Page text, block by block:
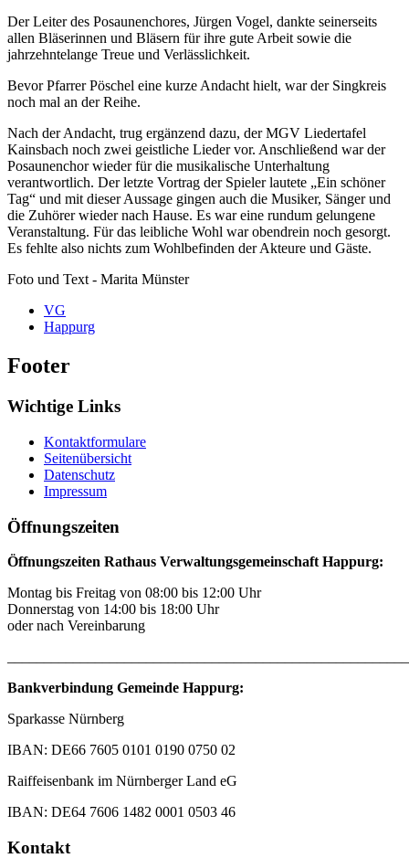
Der Leiter des Posaunenchores, Jürgen Vogel, dankte seinerseits
allen Bläserinnen und Bläsern für ihre gute Arbeit sowie die
jahrzehntelange Treue und Verlässlichkeit.
Bevor Pfarrer Pöschel eine kurze Andacht hielt, war der Singkreis
noch mal an der Reihe.
Nach der Andacht, trug ergänzend dazu, der MGV Liedertafel
Kainsbach noch zwei geistliche Lieder vor. Anschließend war der
Posaunenchor wieder für die musikalische Unterhaltung
verantwortlich. Der letzte Vortrag der Spieler lautete „Ein schöner
Tag“ und mit dieser Aussage gingen auch die Musiker, Sänger und
die Zuhörer wieder nach Hause. Es war eine rundum gelungene
Veranstaltung. Für das leibliche Wohl war obendrein noch gesorgt.
Es fehlte also nichts zum Wohlbefinden der Akteure und Gäste.
Foto und Text - Marita Münster
VG
Happurg
Footer
Wichtige Links
Kontaktformulare
Seitenübersicht
Datenschutz
Impressum
Öffnungszeiten
Öffnungszeiten Rathaus Verwaltungsgemeinschaft Happurg:
Montag bis Freitag von 08:00 bis 12:00 Uhr
Donnerstag von 14:00 bis 18:00 Uhr
oder nach Vereinbarung
Bankverbindung Gemeinde Happurg:
Sparkasse Nürnberg
IBAN: DE66 7605 0101 0190 0750 02
Raiffeisenbank im Nürnberger Land eG
IBAN: DE64 7606 1482 0001 0503 46
Kontakt